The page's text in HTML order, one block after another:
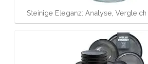
Steinige Eleganz: Analyse, Vergleich